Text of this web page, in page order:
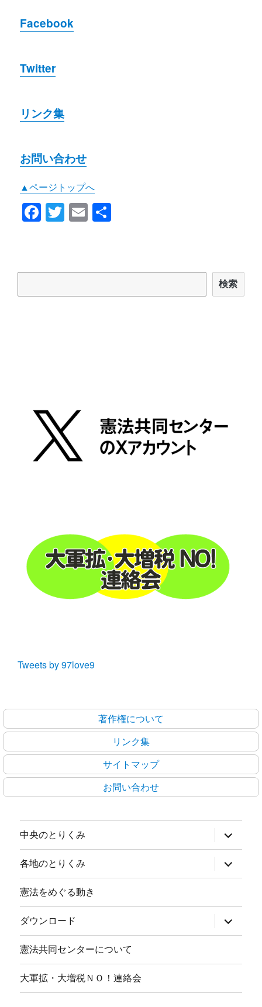
Facebook
Twitter
リンク集
お問い合わせ
▲ページトップへ
F
e
T
er
E
検索
Tweets by 97love9
著作権について
リンク集
サイトマップ
お問い合わせ
中央のとりくみ
サ
ブ
メ
ニ
ュ
ー
開
各地のとりくみ
サ
ブ
メ
ー
を
展
開
憲法をめぐる動き
ダウンロード
サ
ブ
メ
ー
開
憲法共同センターについて
大軍拡・大増税ＮＯ！連絡会